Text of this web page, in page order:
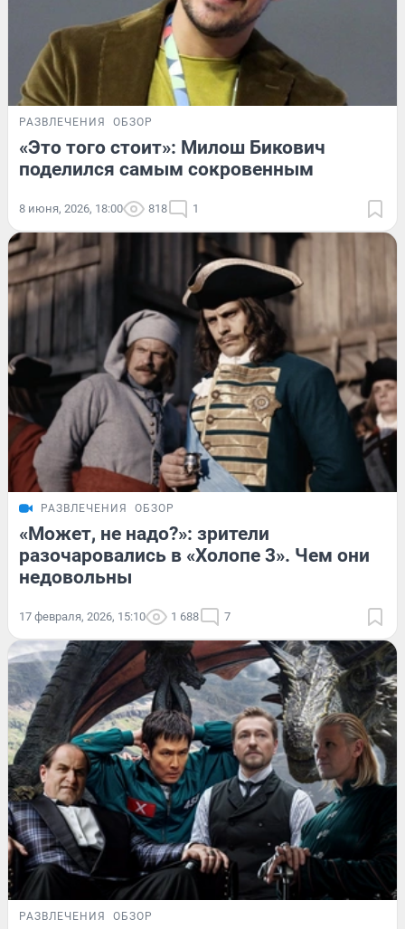
РАЗВЛЕЧЕНИЯ ОБЗОР
«Это того стоит»: Милош Бикович
поделился самым сокровенным
8 июня, 2026, 18:00 818 1
РАЗВЛЕЧЕНИЯ ОБЗОР
«Может, не надо?»: зрители
разочаровались в «Холопе 3». Чем они
недовольны
17 февраля, 2026, 15:10 1 688 7
РАЗВЛЕЧЕНИЯ ОБЗОР